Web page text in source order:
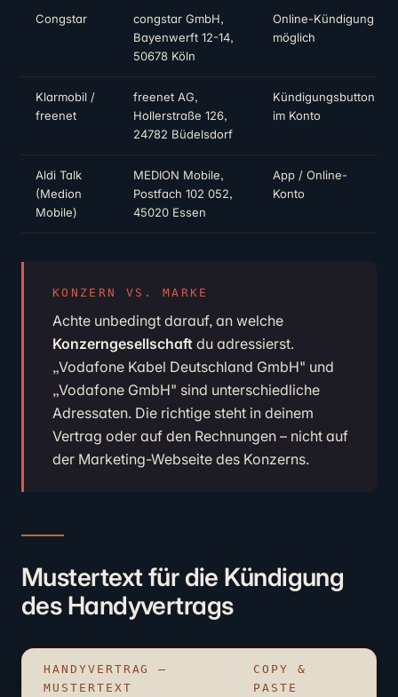
Congstar
congstar GmbH,
Bayenwerft 12-14,
50678 Köln
Online-Kündigung
möglich
Klarmobil /
freenet
freenet AG,
Hollerstraße 126,
24782 Büdelsdorf
Kündigungsbutton
im Konto
Aldi Talk
(Medion
Mobile)
MEDION Mobile,
Postfach 102 052,
45020 Essen
App / Online-
Konto
KONZERN VS. MARKE
Achte unbedingt darauf, an welche
Konzerngesellschaft du adressierst.
„Vodafone Kabel Deutschland GmbH" und
„Vodafone GmbH" sind unterschiedliche
Adressaten. Die richtige steht in deinem
Vertrag oder auf den Rechnungen – nicht auf
der Marketing-Webseite des Konzerns.
Mustertext für die Kündigung
des Handyvertrags
HANDYVERTRAG –
MUSTERTEXT
COPY &
PASTE